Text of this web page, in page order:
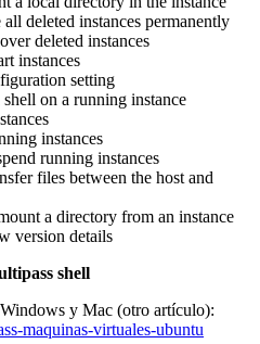
all deleted instances permanently
deleted instances
instances
setting
shell on a running instance
instances
running instances
files between the host and
a directory from an instance
version details
shell
y Mac (otro artículo):
maquinas-virtuales-ubuntu